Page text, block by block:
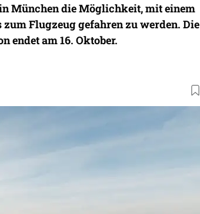
München die Möglichkeit, mit einem
Flugzeug gefahren zu werden. Die
am 16. Oktober.